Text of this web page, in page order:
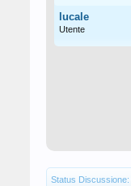
lucale
Utente
Status Discussione: